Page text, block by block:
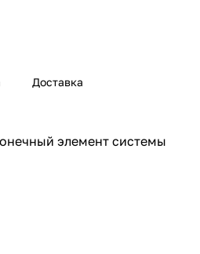
Доставка
элемент системы